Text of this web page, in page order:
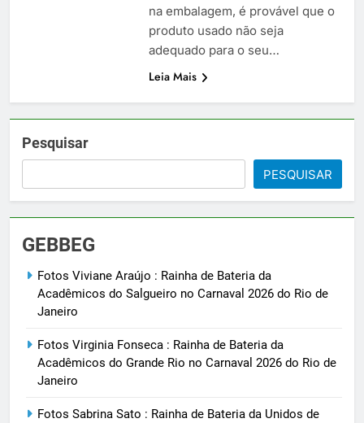
na embalagem, é provável que o
produto usado não seja
adequado para o seu…
Leia Mais
Pesquisar
PESQUISAR
GEBBEG
Fotos Viviane Araújo : Rainha de Bateria da
Acadêmicos do Salgueiro no Carnaval 2026 do Rio de
Janeiro
Fotos Virginia Fonseca : Rainha de Bateria da
Acadêmicos do Grande Rio no Carnaval 2026 do Rio de
Janeiro
Fotos Sabrina Sato : Rainha de Bateria da Unidos de